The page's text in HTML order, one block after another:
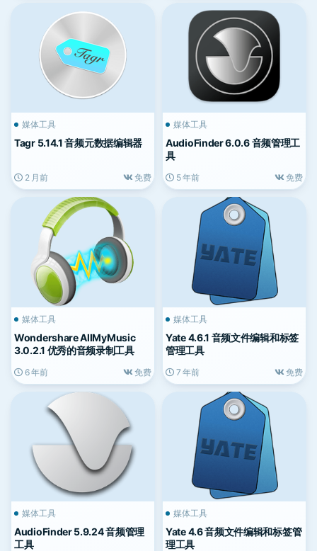
媒体工具
Tagr 5.14.1 音频元数据编辑器
2 月前 免费
媒体工具
AudioFinder 6.0.6 音频管理工
具
5 年前 免费
媒体工具
Wondershare AllMyMusic
3.0.2.1 优秀的音频录制工具
6 年前 免费
媒体工具
Yate 4.6.1 音频文件编辑和标签
管理工具
7 年前 免费
媒体工具
AudioFinder 5.9.24 音频管理
工具
媒体工具
Yate 4.6 音频文件编辑和标签管
理工具